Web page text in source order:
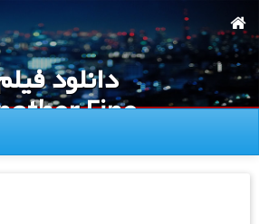
به
محتوای
اصلی
دانلود
Fine
1930